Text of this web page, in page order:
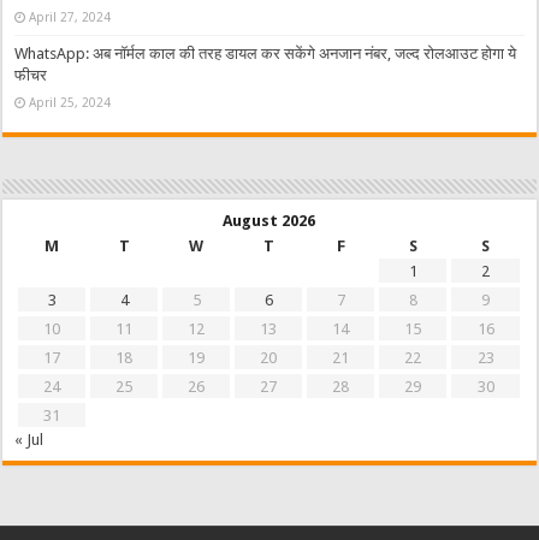
April 27, 2024
WhatsApp: अब नॉर्मल काल की तरह डायल कर सकेंगे अनजान नंबर, जल्द रोलआउट होगा ये
फीचर
April 25, 2024
August 2026
M
T W T F S
S
1
2
3
4 5 6 7 8
9
10
11 12 13 14 15
16
17
18 19 20 21 22
23
24
25 26 27 28 29
30
31
« Jul